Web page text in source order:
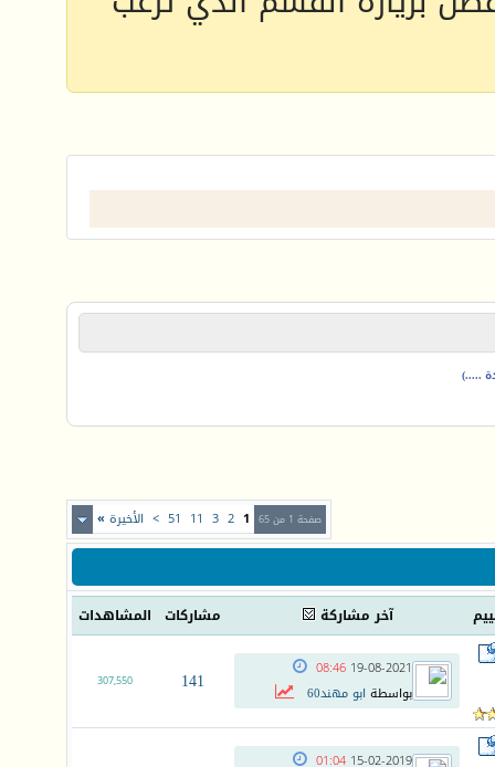
.....)
صفحة 1 من 65 1
2
3
11
51
> الأخيرة »
آخر مشاركة مشاركات المشاهدات
19-08-2021
08:46
بواسطة ابو مهند60 141
307,550
15-02-2019
01:04